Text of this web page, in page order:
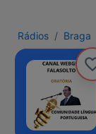
Rádios Braga